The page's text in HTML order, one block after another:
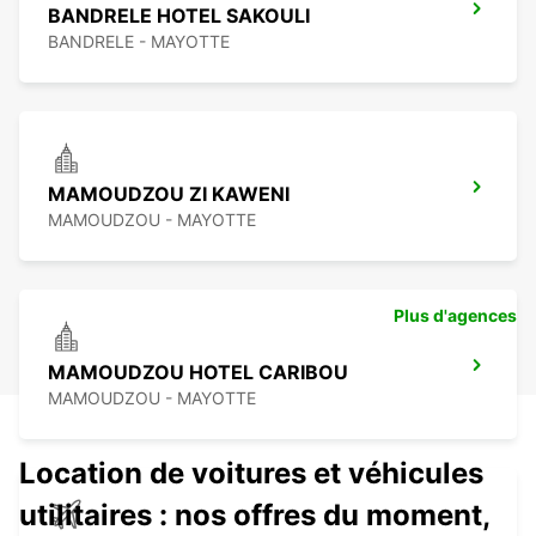
BANDRELE HOTEL SAKOULI
BANDRELE - MAYOTTE
MAMOUDZOU ZI KAWENI
MAMOUDZOU - MAYOTTE
MAMOUDZOU HOTEL CARIBOU
MAMOUDZOU - MAYOTTE
Plus d'agences
Location de voitures et véhicules
utilitaires : nos offres du moment,